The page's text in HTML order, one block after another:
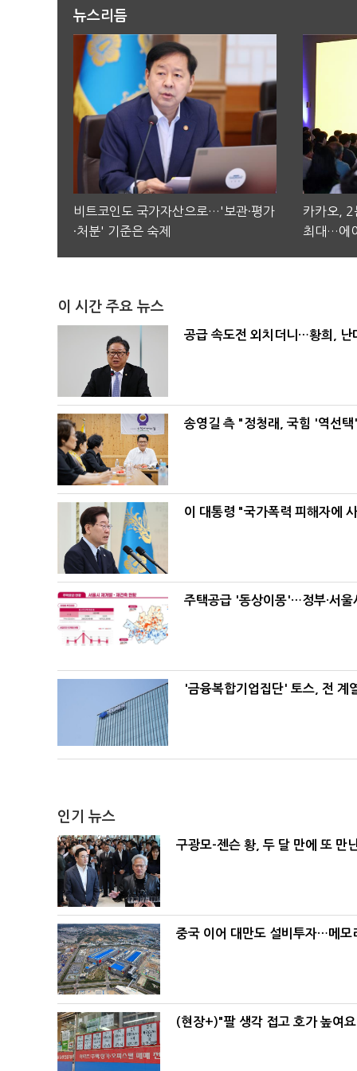
뉴스리듬
비트코인도 국가자산으로…'보관·평가
·처분' 기준은 숙제
카카오, 2
최대…에
이 시간 주요 뉴스
공급 속도전 외치더니…황희,
송영길 측 "정청래, 국힘 '역선
이 대통령 "국가폭력 피해자에
주택공급 '동상이몽'…정부·서
'금융복합기업집단' 토스, 전 계
인기 뉴스
구광모-젠슨 황, 두 달 만에 또 만
중국 이어 대만도 설비투자…메모
(현장+)"팔 생각 접고 호가 높여